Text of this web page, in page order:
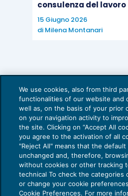
consulenza del lavoro
15 Giugno 2026
di Milena Montanari
We use cookies, also from third
functionalities of our website and
well as, on the basis of your prior
on your navigation activity to
the site. Clicking on “Accept All
you agree to the activation of all
"Reject All" means that the
unchanged and, therefore,
without cookies or other tracking
technical To check the categories
or change your cookie
Cookie Preferences. For more